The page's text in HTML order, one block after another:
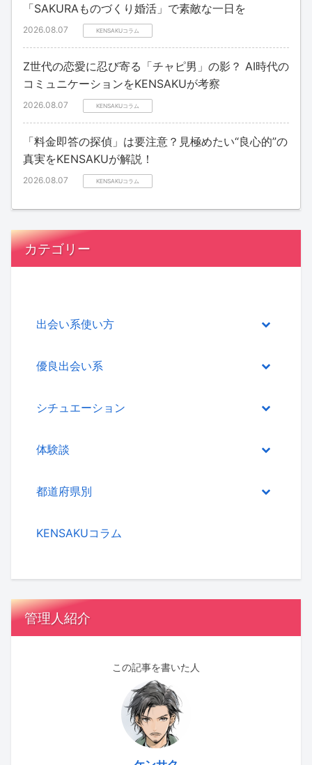
「SAKURAものづくり婚活」で素敵な一日を
2026.08.07 KENSAKUコラム
Z世代の恋愛に忍び寄る「チャピ男」の影？ AI時代の
コミュニケーションをKENSAKUが考察
2026.08.07 KENSAKUコラム
「料金即答の探偵」は要注意？見極めたい“良心的”の
真実をKENSAKUが解説！
2026.08.07 KENSAKUコラム
カテゴリー
出会い系使い方
優良出会い系
シチュエーション
体験談
都道府県別
KENSAKUコラム
管理人紹介
この記事を書いた人